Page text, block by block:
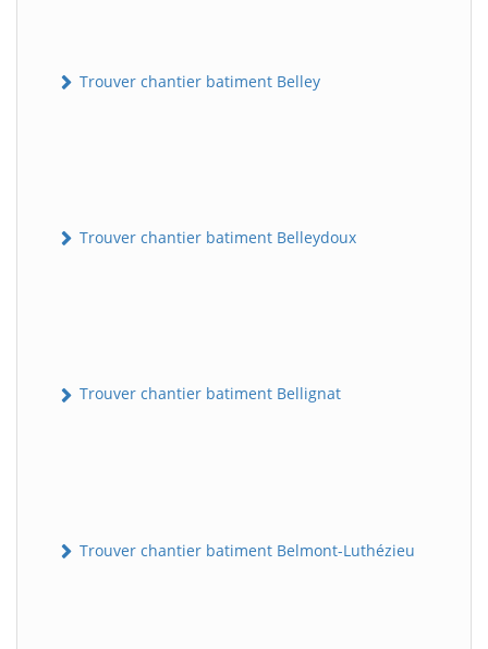
Trouver chantier batiment Belley
Trouver chantier batiment Belleydoux
Trouver chantier batiment Bellignat
Trouver chantier batiment Belmont-Luthézieu